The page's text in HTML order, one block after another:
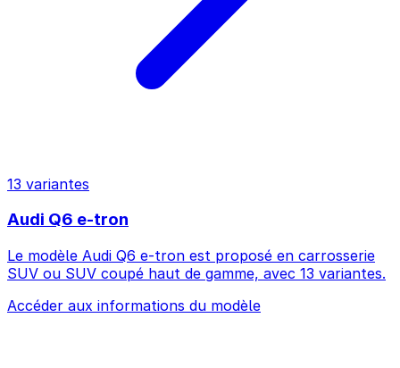
13 variantes
Audi Q6 e-tron
Le modèle Audi Q6 e-tron est proposé en carrosserie
SUV ou SUV coupé haut de gamme, avec 13 variantes.
Accéder aux informations du modèle